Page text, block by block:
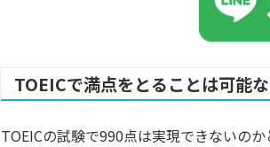
TOEICで満点をとることは可能
TOEICの試験で990点は実現できないの